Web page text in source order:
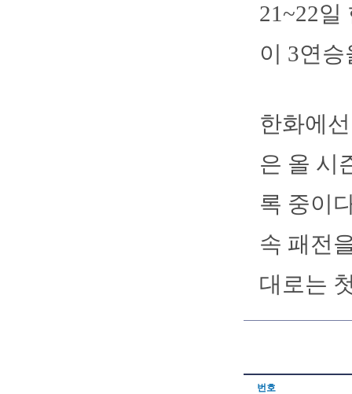
21~22일
이 3연
한화에
은 올 시
록 중이
속 패전
대로는
번호